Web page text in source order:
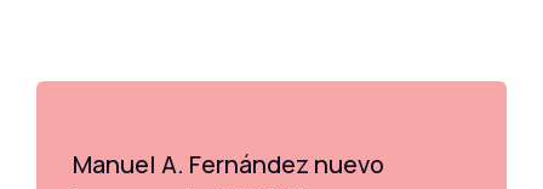
Manuel A. Fernández nuevo